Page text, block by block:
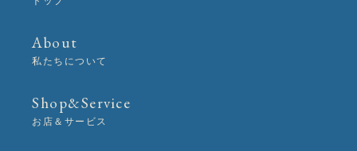
About
私たちについて
Shop&Service
お店＆サービス